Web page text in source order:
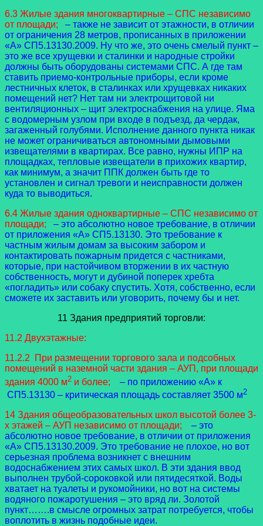
6.3 Жилые здания многоквартирные – СПС независимо
от площади;
– также не зависит от этажности, в отличии
от ограничения 28 метров, прописанных в приложении
«А» СП5.13130.2009. Ну что же, это очень смелый пункт –
это же все хрущевки и сталинки и народные стройки
должны быть оборудованы системами СПС. А где там
ставить приемо-контрольные приборы, если кроме
лестничных клеток, в сталинках или хрущевках никаких
помещений нет? Нет там ни электрощитовой ни
вентиляционных – щит электроснабжения на улице. Яма
с водомерным узлом при входе в подъезд, да чердак,
загаженный голубями. Исполнение данного пункта никак
не может ограничиваться автономными дымовыми
извещателями в квартирах. Все равно, нужны ИПР на
площадках, тепловые извещатели в прихожих квартир,
как минимум, а значит ППК должен быть где то
установлен и сигнал тревоги и неисправности должен
куда то выводиться.
6.4 Жилые здания одноквартирные – СПС независимо от
площади;
– это абсолютно новое требование, в отличии
от приложения «А» СП5.13130. Это требование к
частным жилым домам за высоким забором и
контактировать пожарным придется с частниками,
которые, при настойчивом вторжении в их частную
собственность, могут и дубиной поперек хребта
«погладить» или собаку спустить. Хотя, собственно, если
сможете их заставить или уговорить, почему бы и нет.
11 Здания предприятий торговли:
11.2 Двухэтажные:
11.2.2 При размещении торгового зала и подсобных
помещений в наземной части здания – АУП, при площади
здания 4000 м2 и более;
– по приложению «А» к
СП5.13130 – критическая площадь составляет 3500 м2
14 Здания общеобразовательных школ высотой более 3-
х этажей – АУП независимо от площади;
– это
абсолютно новое требование, в отличии от приложения
«А» СП5.13130.2009. Это требование не плохое, но вот
серьезная проблема возникнет с внешним
водоснабжением этих самых школ. В эти здания ввод
выполнен трубой-сороковкой или пятидесяткой. Воды
хватает на туалеты и рукомойники, но вот на системы
водяного пожаротушения – это вряд ли. Золотой
пункт…….в смысле огромных затрат потребуется, чтобы
воплотить в жизнь подобные идеи.